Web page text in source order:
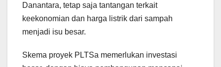
Danantara, tetap saja tantangan terkait
keekonomian dan harga listrik dari sampah
menjadi isu besar.
Skema proyek PLTSa memerlukan investasi